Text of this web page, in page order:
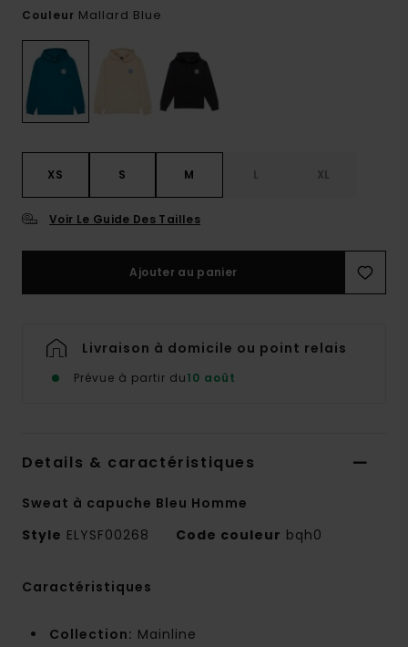
Couleur Mallard Blue
XS S M L XL
Voir Le Guide Des Tailles
Ajouter au panier
Livraison à domicile ou point relais
Prévue à partir du10 août
Details & caractéristiques
Sweat à capuche Bleu Homme
Style ELYSF00268 Code couleur bqh0
Caractéristiques
Collection: Mainline